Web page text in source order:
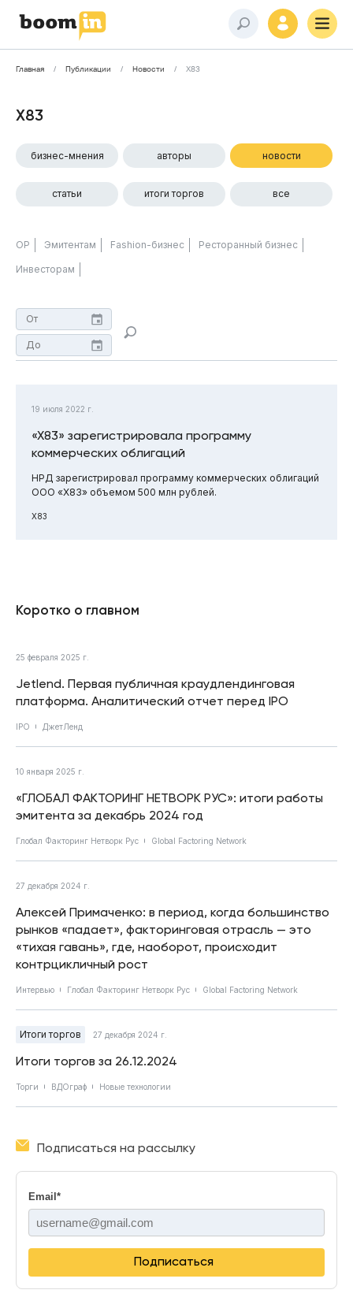
Главная Публикации Новости Х83
Х83
бизнес-мнения авторы новости
статьи итоги торгов все
ОР Эмитентам Fashion-бизнес Ресторанный бизнес
Инвесторам
19 июля 2022 г.
«Х83» зарегистрировала программу
коммерческих облигаций
НРД зарегистрировал программу коммерческих облигаций
ООО «Х83» объемом 500 млн рублей.
Х83
Коротко о главном
25 февраля 2025 г.
Jetlend. Первая публичная краудлендинговая
платформа. Аналитический отчет перед IPO
IPO ДжетЛенд
10 января 2025 г.
«ГЛОБАЛ ФАКТОРИНГ НЕТВОРК РУС»: итоги работы
эмитента за декабрь 2024 год
Глобал Факторинг Нетворк Рус Global Factoring Network
27 декабря 2024 г.
Алексей Примаченко: в период, когда большинство
рынков «падает», факторинговая отрасль — это
«тихая гавань», где, наоборот, происходит
контрцикличный рост
Интервью Глобал Факторинг Нетворк Рус Global Factoring Network
Итоги торгов 27 декабря 2024 г.
Итоги торгов за 26.12.2024
Торги ВДОграф Новые технологии
Подписаться на рассылку
Email *
Подписаться